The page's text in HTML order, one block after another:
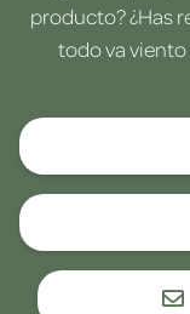
producto? ¿Has
todo va